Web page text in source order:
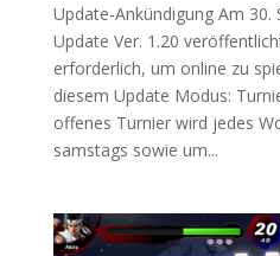
Update-Ankündigung Am
Update Ver. 1.20
erforderlich, um online zu
diesem Update Modus:
offenes Turnier wird jedes
samstags sowie um...